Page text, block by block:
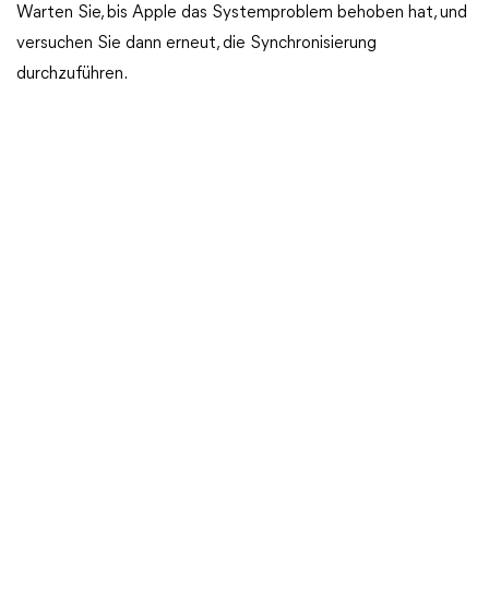
Warten Sie, bis Apple das Systemproblem behoben hat, und
versuchen Sie dann erneut, die Synchronisierung
durchzuführen.